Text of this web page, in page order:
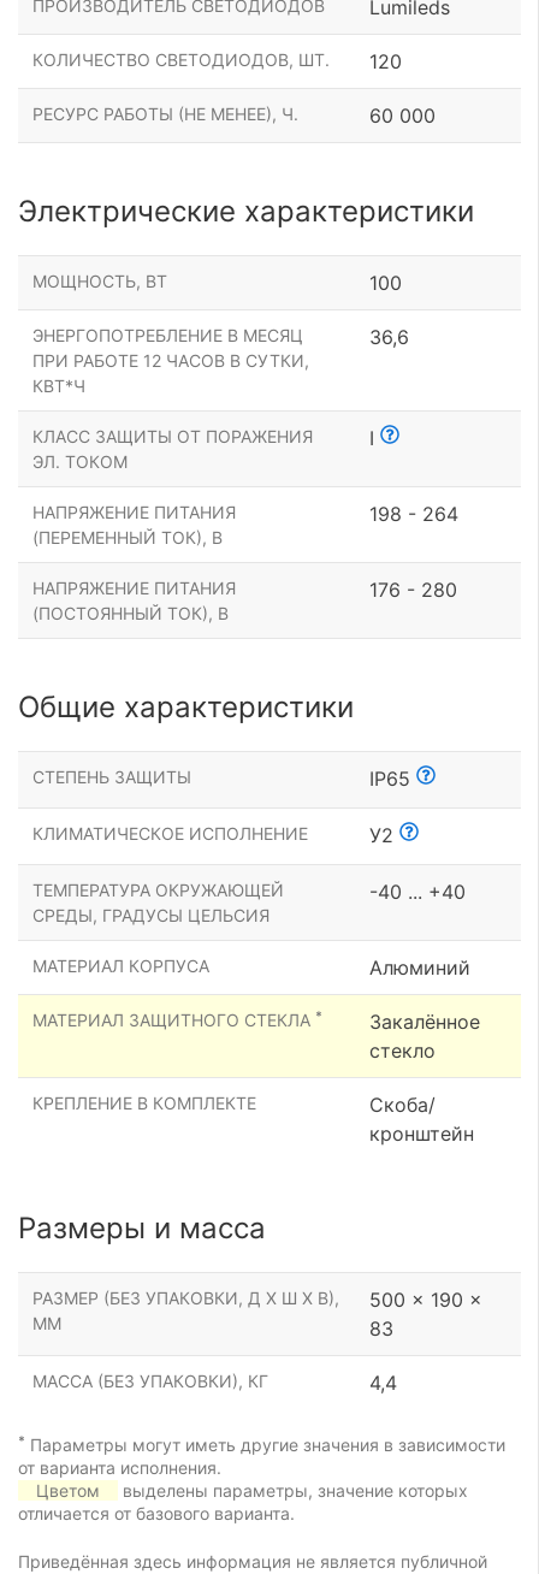
ПРОИЗВОДИТЕЛЬ СВЕТОДИОДОВ Lumileds
КОЛИЧЕСТВО СВЕТОДИОДОВ, ШТ. 120
РЕСУРС РАБОТЫ (НЕ МЕНЕЕ), Ч. 60 000
Электрические характеристики
МОЩНОСТЬ, ВТ 100
ЭНЕРГОПОТРЕБЛЕНИЕ В МЕСЯЦ
ПРИ РАБОТЕ 12 ЧАСОВ В СУТКИ,
КВТ*Ч
36,6
КЛАСС ЗАЩИТЫ ОТ ПОРАЖЕНИЯ
ЭЛ. ТОКОМ
I
НАПРЯЖЕНИЕ ПИТАНИЯ
(ПЕРЕМЕННЫЙ ТОК), В
198 - 264
НАПРЯЖЕНИЕ ПИТАНИЯ
(ПОСТОЯННЫЙ ТОК), В
176 - 280
Общие характеристики
СТЕПЕНЬ ЗАЩИТЫ IP65
КЛИМАТИЧЕСКОЕ ИСПОЛНЕНИЕ У2
ТЕМПЕРАТУРА ОКРУЖАЮЩЕЙ
СРЕДЫ, ГРАДУСЫ ЦЕЛЬСИЯ
-40 ... +40
МАТЕРИАЛ КОРПУСА Алюминий
МАТЕРИАЛ ЗАЩИТНОГО СТЕКЛА *
Закалённое
стекло
КРЕПЛЕНИЕ В КОМПЛЕКТЕ
Скоба/
кронштейн
Размеры и масса
РАЗМЕР (БЕЗ УПАКОВКИ, Д Х Ш Х В),
ММ
500 x 190 x
83
МАССА (БЕЗ УПАКОВКИ), КГ 4,4
* Параметры могут иметь другие значения в зависимости
от варианта исполнения.
Цветом
выделены параметры, значение которых
отличается от базового варианта.
Приведённая здесь информация не является публичной